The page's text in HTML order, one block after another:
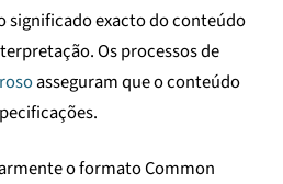
significado exacto do conteúdo
Os processos de
asseguram que o conteúdo
o formato Common